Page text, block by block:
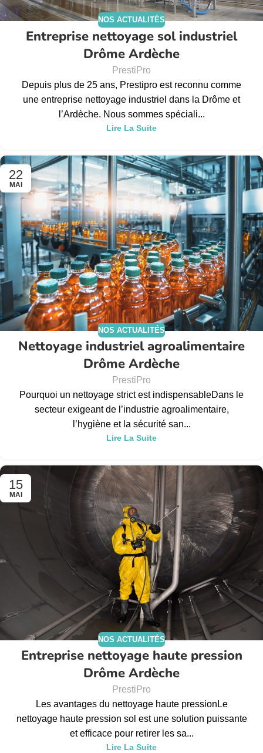
NOS ACTUALITÉS
Entreprise nettoyage sol industriel
Drôme Ardèche
PrestiPro
Depuis plus de 25 ans, Prestipro est reconnu comme
une entreprise nettoyage industriel dans la Drôme et
l’Ardèche. Nous sommes spéciali...
Lire La Suite
22
MAI
NOS ACTUALITÉS
Nettoyage industriel agroalimentaire
Drôme Ardèche
PrestiPro
Pourquoi un nettoyage strict est indispensableDans le
secteur exigeant de l’industrie agroalimentaire,
l’hygiène et la sécurité san...
Lire La Suite
15
MAI
NOS ACTUALITÉS
Entreprise nettoyage haute pression
Drôme Ardèche
PrestiPro
Les avantages du nettoyage haute pressionLe
nettoyage haute pression sol est une solution puissante
et efficace pour retirer les sa...
Lire La Suite